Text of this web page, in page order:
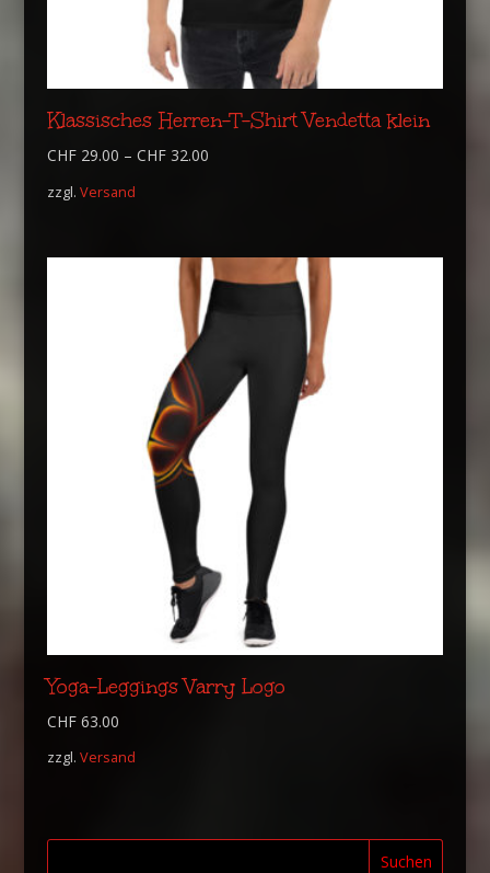
Klassisches Herren-T-Shirt Vendetta klein
CHF29.00 – CHF32.00
zzgl. Versand
Yoga-Leggings Varry Logo
CHF63.00
zzgl. Versand
Suchen